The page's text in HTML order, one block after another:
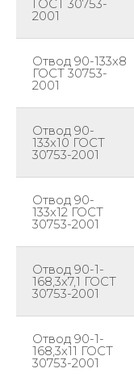
ГОСТ 30753-
2001
Отвод 90-133х8
ГОСТ 30753-
2001
Отвод 90-
133х10 ГОСТ
30753-2001
Отвод 90-
133х12 ГОСТ
30753-2001
Отвод 90-1-
168,3х7,1 ГОСТ
30753-2001
Отвод 90-1-
168,3х11 ГОСТ
30753-2001